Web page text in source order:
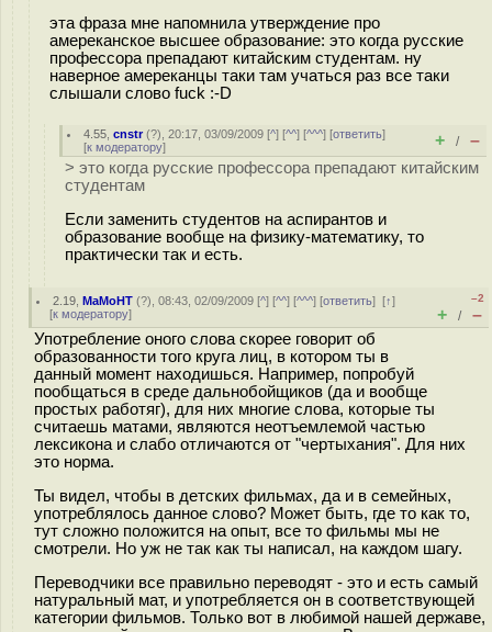
эта фраза мне напомнила утверждение про
амереканское высшее образование: это когда русские
профессора препадают китайским студентам. ну
наверное амереканцы таки там учаться раз все таки
слышали слово fuck :-D
4.55 ,cnstr(?), 20:17, 03/09/2009 [^] [^^] [^^^] [ответить]
[к модератору] + / –
> это когда русские профессора препадают китайским
студентам
Если заменить студентов на аспирантов и
образование вообще на физику-математику, то
практически так и есть.
2.19 ,MaMoHT (?), 08:43, 02/09/2009 [^] [^^] [^^^] [ответить][↑]
[к модератору]
–2
+ / –
Употребление оного слова скорее говорит об
образованности того круга лиц, в котором ты в
данный момент находишься. Например, попробуй
пообщаться в среде дальнобойщиков (да и вообще
простых работяг), для них многие слова, которые ты
считаешь матами, являются неотъемлемой частью
лексикона и слабо отличаются от "чертыхания". Для них
это норма.
Ты видел, чтобы в детских фильмах, да и в семейных,
употреблялось данное слово? Может быть, где то как то,
тут сложно положится на опыт, все то фильмы мы не
смотрели. Но уж не так как ты написал, на каждом шагу.
Переводчики все правильно переводят - это и есть самый
натуральный мат, и употребляется он в соответствующей
категории фильмов. Только вот в любимой нашей державе,